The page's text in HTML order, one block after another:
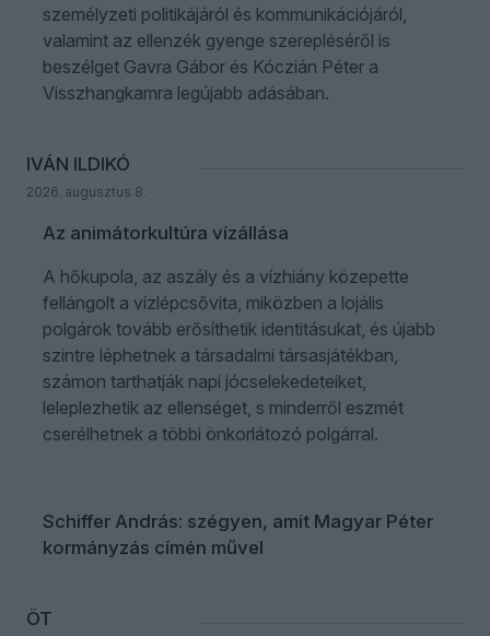
személyzeti politikájáról és kommunikációjáról,
valamint az ellenzék gyenge szerepléséről is
beszélget Gavra Gábor és Kóczián Péter a
Visszhangkamra legújabb adásában.
IVÁN ILDIKÓ
2026. augusztus 8.
Az animátorkultúra vízállása
A hőkupola, az aszály és a vízhiány közepette
fellángolt a vízlépcsővita, miközben a lojális
polgárok tovább erősíthetik identitásukat, és újabb
szintre léphetnek a társadalmi társasjátékban,
számon tarthatják napi jócselekedeteiket,
leleplezhetik az ellenséget, s minderről eszmét
cserélhetnek a többi önkorlátozó polgárral.
Schiffer András: szégyen, amit Magyar Péter
kormányzás címén művel
ÖT